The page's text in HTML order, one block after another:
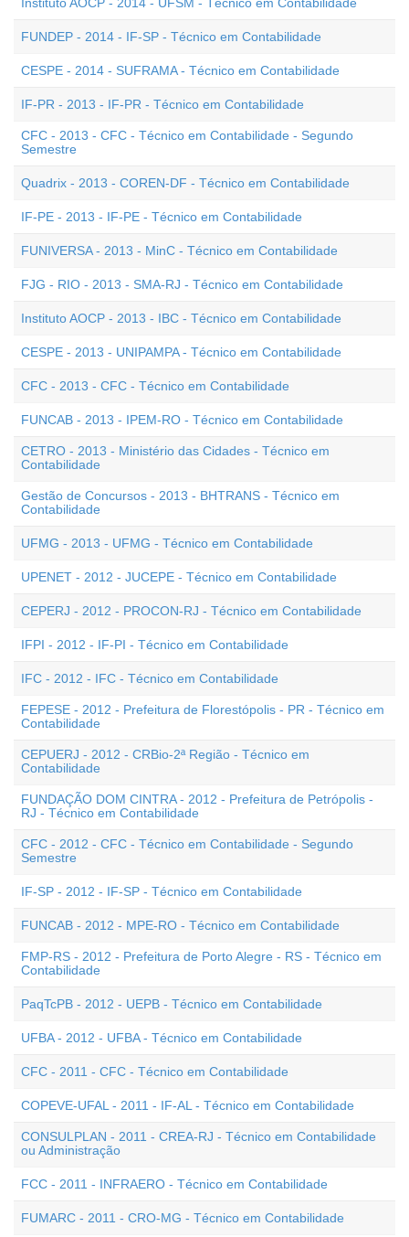
FUNDEP - 2014 - IF-SP - Técnico em Contabilidade
CESPE - 2014 - SUFRAMA - Técnico em Contabilidade
IF-PR - 2013 - IF-PR - Técnico em Contabilidade
CFC - 2013 - CFC - Técnico em Contabilidade - Segundo
Semestre
Quadrix - 2013 - COREN-DF - Técnico em Contabilidade
IF-PE - 2013 - IF-PE - Técnico em Contabilidade
FUNIVERSA - 2013 - MinC - Técnico em Contabilidade
FJG - RIO - 2013 - SMA-RJ - Técnico em Contabilidade
Instituto AOCP - 2013 - IBC - Técnico em Contabilidade
CESPE - 2013 - UNIPAMPA - Técnico em Contabilidade
CFC - 2013 - CFC - Técnico em Contabilidade
FUNCAB - 2013 - IPEM-RO - Técnico em Contabilidade
CETRO - 2013 - Ministério das Cidades - Técnico em
Contabilidade
Gestão de Concursos - 2013 - BHTRANS - Técnico em
Contabilidade
UFMG - 2013 - UFMG - Técnico em Contabilidade
UPENET - 2012 - JUCEPE - Técnico em Contabilidade
CEPERJ - 2012 - PROCON-RJ - Técnico em Contabilidade
IFPI - 2012 - IF-PI - Técnico em Contabilidade
IFC - 2012 - IFC - Técnico em Contabilidade
FEPESE - 2012 - Prefeitura de Florestópolis - PR - Técnico em
Contabilidade
CEPUERJ - 2012 - CRBio-2ª Região - Técnico em
Contabilidade
FUNDAÇÃO DOM CINTRA - 2012 - Prefeitura de Petrópolis -
RJ - Técnico em Contabilidade
CFC - 2012 - CFC - Técnico em Contabilidade - Segundo
Semestre
IF-SP - 2012 - IF-SP - Técnico em Contabilidade
FUNCAB - 2012 - MPE-RO - Técnico em Contabilidade
FMP-RS - 2012 - Prefeitura de Porto Alegre - RS - Técnico em
Contabilidade
PaqTcPB - 2012 - UEPB - Técnico em Contabilidade
UFBA - 2012 - UFBA - Técnico em Contabilidade
CFC - 2011 - CFC - Técnico em Contabilidade
COPEVE-UFAL - 2011 - IF-AL - Técnico em Contabilidade
CONSULPLAN - 2011 - CREA-RJ - Técnico em Contabilidade
ou Administração
FCC - 2011 - INFRAERO - Técnico em Contabilidade
FUMARC - 2011 - CRO-MG - Técnico em Contabilidade